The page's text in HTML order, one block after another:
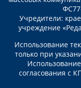
Учредители:
учреждение
Использование
только при
согласования с